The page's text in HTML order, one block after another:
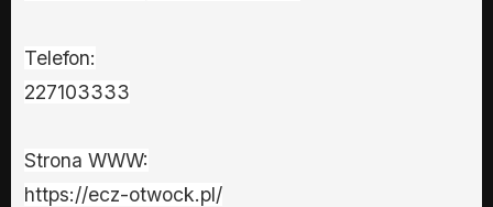
Telefon:
227103333
Strona WWW:
https://ecz-otwock.pl/